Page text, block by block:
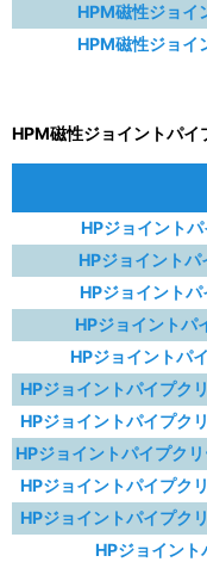
HPM磁性ジョイ
HPM磁性ジョイ
HPM磁性ジョイントパイ
HPジョイント
HPジョイント
HPジョイント
HPジョイント
HPジョイントパ
HPジョイントパイプク
HPジョイントパイプク
HPジョイントパイプク
HPジョイントパイプク
HPジョイントパイプク
HPジョイント